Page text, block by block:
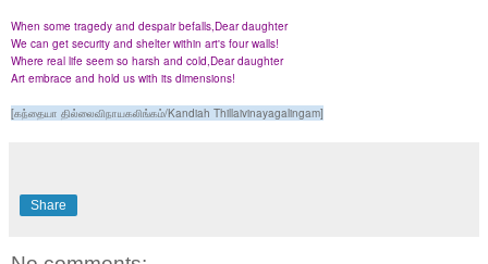
When some tragedy and despair befalls,Dear daughter
We can get security and shelter within art's four walls!
Where real life seem so harsh and cold,Dear daughter
Art embrace and hold us with its dimensions!
[கந்தையா தில்லைவிநாயகலிங்கம்/Kandiah Thillaivinayagalingam]
Share